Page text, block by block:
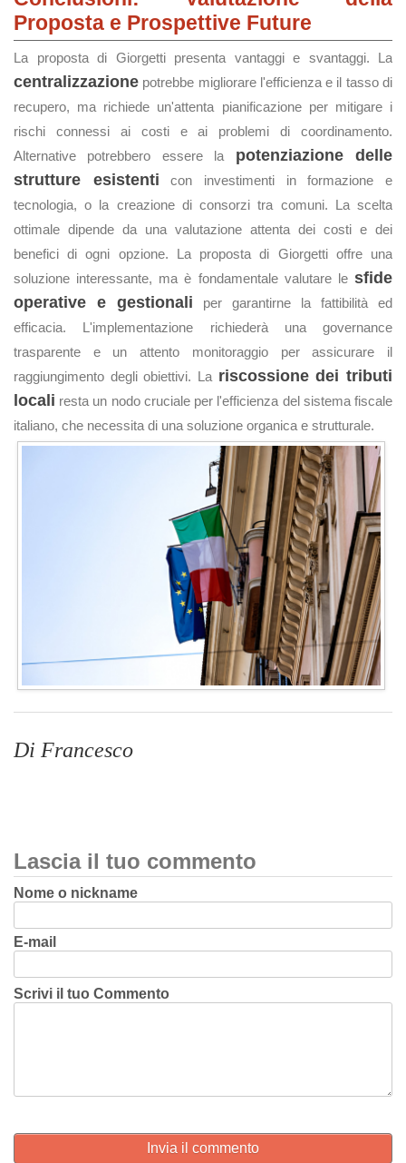
Proposta e Prospettive Future
La proposta di Giorgetti presenta vantaggi e svantaggi. La
centralizzazione potrebbe migliorare l'efficienza e il tasso di
recupero, ma richiede un'attenta pianificazione per mitigare i
rischi connessi ai costi e ai problemi di coordinamento.
Alternative potrebbero essere la potenziazione delle
strutture esistenti con investimenti in formazione e
tecnologia, o la creazione di consorzi tra comuni. La scelta
ottimale dipende da una valutazione attenta dei costi e dei
benefici di ogni opzione. La proposta di Giorgetti offre una
soluzione interessante, ma è fondamentale valutare le sfide
operative e gestionali per garantirne la fattibilità ed
efficacia. L'implementazione richiederà una governance
trasparente e un attento monitoraggio per assicurare il
raggiungimento degli obiettivi. La riscossione dei tributi
locali resta un nodo cruciale per l'efficienza del sistema fiscale
italiano, che necessita di una soluzione organica e strutturale.
Di Francesco
Lascia il tuo commento
Nome o nickname
E-mail
Scrivi il tuo Commento
Invia il commento